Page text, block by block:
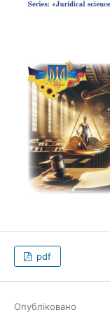
pdf
Опубліковано